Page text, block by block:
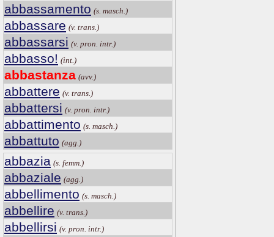
abbassamento (s. masch.)
abbassare (v. trans.)
abbassarsi (v. pron. intr.)
abbasso! (int.)
abbastanza (avv.)
abbattere (v. trans.)
abbattersi (v. pron. intr.)
abbattimento (s. masch.)
abbattuto (agg.)
abbazia (s. femm.)
abbaziale (agg.)
abbellimento (s. masch.)
abbellire (v. trans.)
abbellirsi (v. pron. intr.)